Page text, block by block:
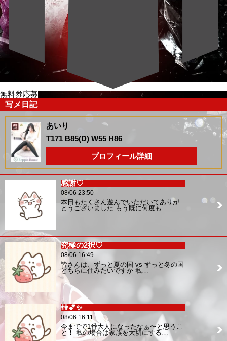
無料券応募
写メ日記
あいり
T171 B85(D) W55 H86
プロフィール詳細
感謝♡
08/06 23:50
本日もたくさん遊んでいただいてありが
とうございました もう既に何度も…
究極の2択♡
08/06 16:49
皆さんは、ずっと夏の国 vs ずっと冬の国
どちらに住みたいですか 私…
👫💕✨
08/06 16:11
今までで1番大人になったなぁ〜と思うこ
と！ 私の場合は家族を大切にする…